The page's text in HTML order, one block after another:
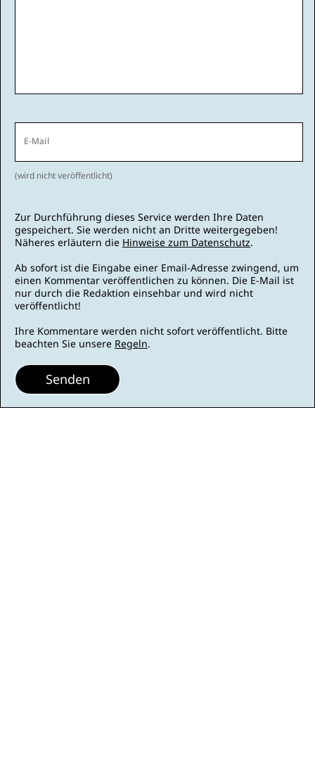
E-Mail
(wird nicht veröffentlicht)
Zur Durchführung dieses Service werden Ihre Daten
gespeichert. Sie werden nicht an Dritte weitergegeben!
Näheres erläutern die Hinweise zum Datenschutz.
Ab sofort ist die Eingabe einer Email-Adresse zwingend, um
einen Kommentar veröffentlichen zu können. Die E-Mail ist
nur durch die Redaktion einsehbar und wird nicht
veröffentlicht!
Ihre Kommentare werden nicht sofort veröffentlicht. Bitte
beachten Sie unsere Regeln.
Senden